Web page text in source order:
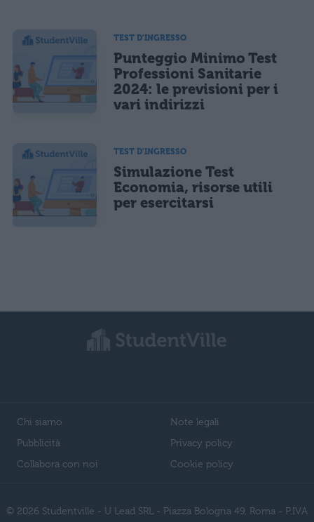
TEST D'INGRESSO
Punteggio Minimo Test
Professioni Sanitarie
2024: le previsioni per i
vari indirizzi
TEST D'INGRESSO
Simulazione Test
Economia, risorse utili
per esercitarsi
Chi siamo
Pubblicità
Collabora con noi
Note legali
Privacy policy
Cookie policy
© 2026 Studentville - U Lead SRL - Piazza Bologna 49, Roma - P.IVA